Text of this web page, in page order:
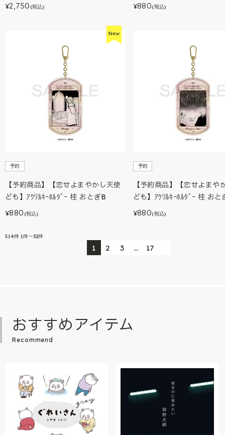
¥2,750 (税込) ¥880(税込)
予約
【予約商品】【恋せよまやかし天使
ども】ｱｸﾘﾙｷｰﾎﾙﾀﾞｰ 桂 おとぎB
¥880 (税込)
予約
【予約商品】【恋せよまや
ども】ｱｸﾘﾙｷｰﾎﾙﾀﾞｰ 桂 お
¥880(税込)
514件 1件～32件
1 2 3 … 17
おすすめアイテム
Recommend